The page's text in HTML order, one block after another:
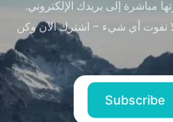
مباشرة إلى بريدك الإلكتروني.
تفوت أي شيء – اشترك الآن وكن